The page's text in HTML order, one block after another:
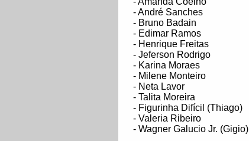
- André Sanches
- Bruno Badain
- Edimar Ramos
- Henrique Freitas
- Jeferson Rodrigo
- Karina Moraes
- Milene Monteiro
- Neta Lavor
- Talita Moreira
- Figurinha Difícil (Thiago)
- Valeria Ribeiro
- Wagner Galucio Jr. (Gigio)